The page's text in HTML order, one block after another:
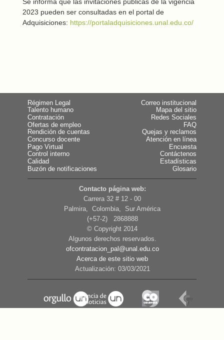
2023 pueden ser consultadas en el portal de
Adquisiciones: https://portaladquisiciones.unal.edu.co/
Régimen Legal
Talento humano
Contratación
Ofertas de empleo
Rendición de cuentas
Concurso docente
Pago Virtual
Control interno
Calidad
Buzón de notificaciones
Correo institucional
Mapa del sitio
Redes Sociales
FAQ
Quejas y reclamos
Atención en línea
Encuesta
Contáctenos
Estadísticas
Glosario
Contacto página web:
Carrera 32 # 12 - 00
Palmira, Colombia, Sur América
(+57-2) 2868888
© Copyright 2014
Algunos derechos reservados.
ofcontratacion_pal@unal.edu.co
Acerca de este sitio web
Actualización: 03/03/2021